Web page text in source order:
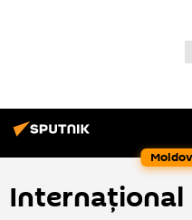
Internaţional